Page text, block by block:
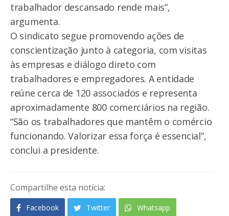
trabalhador descansado rende mais”,
argumenta.
O sindicato segue promovendo ações de
conscientização junto à categoria, com visitas
às empresas e diálogo direto com
trabalhadores e empregadores. A entidade
reúne cerca de 120 associados e representa
aproximadamente 800 comerciários na região.
“São os trabalhadores que mantêm o comércio
funcionando. Valorizar essa força é essencial”,
conclui a presidente.
Compartilhe esta notícia:
Facebook Twitter Whatsapp